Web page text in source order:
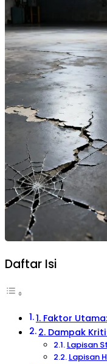
Daftar Isi
1. Faktor
2. Dampak
Lapisan
Lapisan